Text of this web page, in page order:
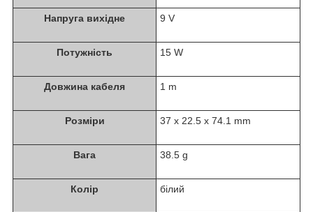
Напруга вихідне 9 V
Потужність 15 W
Довжина кабеля 1 m
Розміри 37 x 22.5 x 74.1 mm
Вага 38.5 g
Колір білий